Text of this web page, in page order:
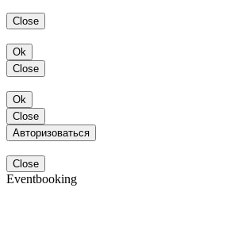
Close
Ok
Close
Ok
Close
Авторизоваться
Close
Eventbooking